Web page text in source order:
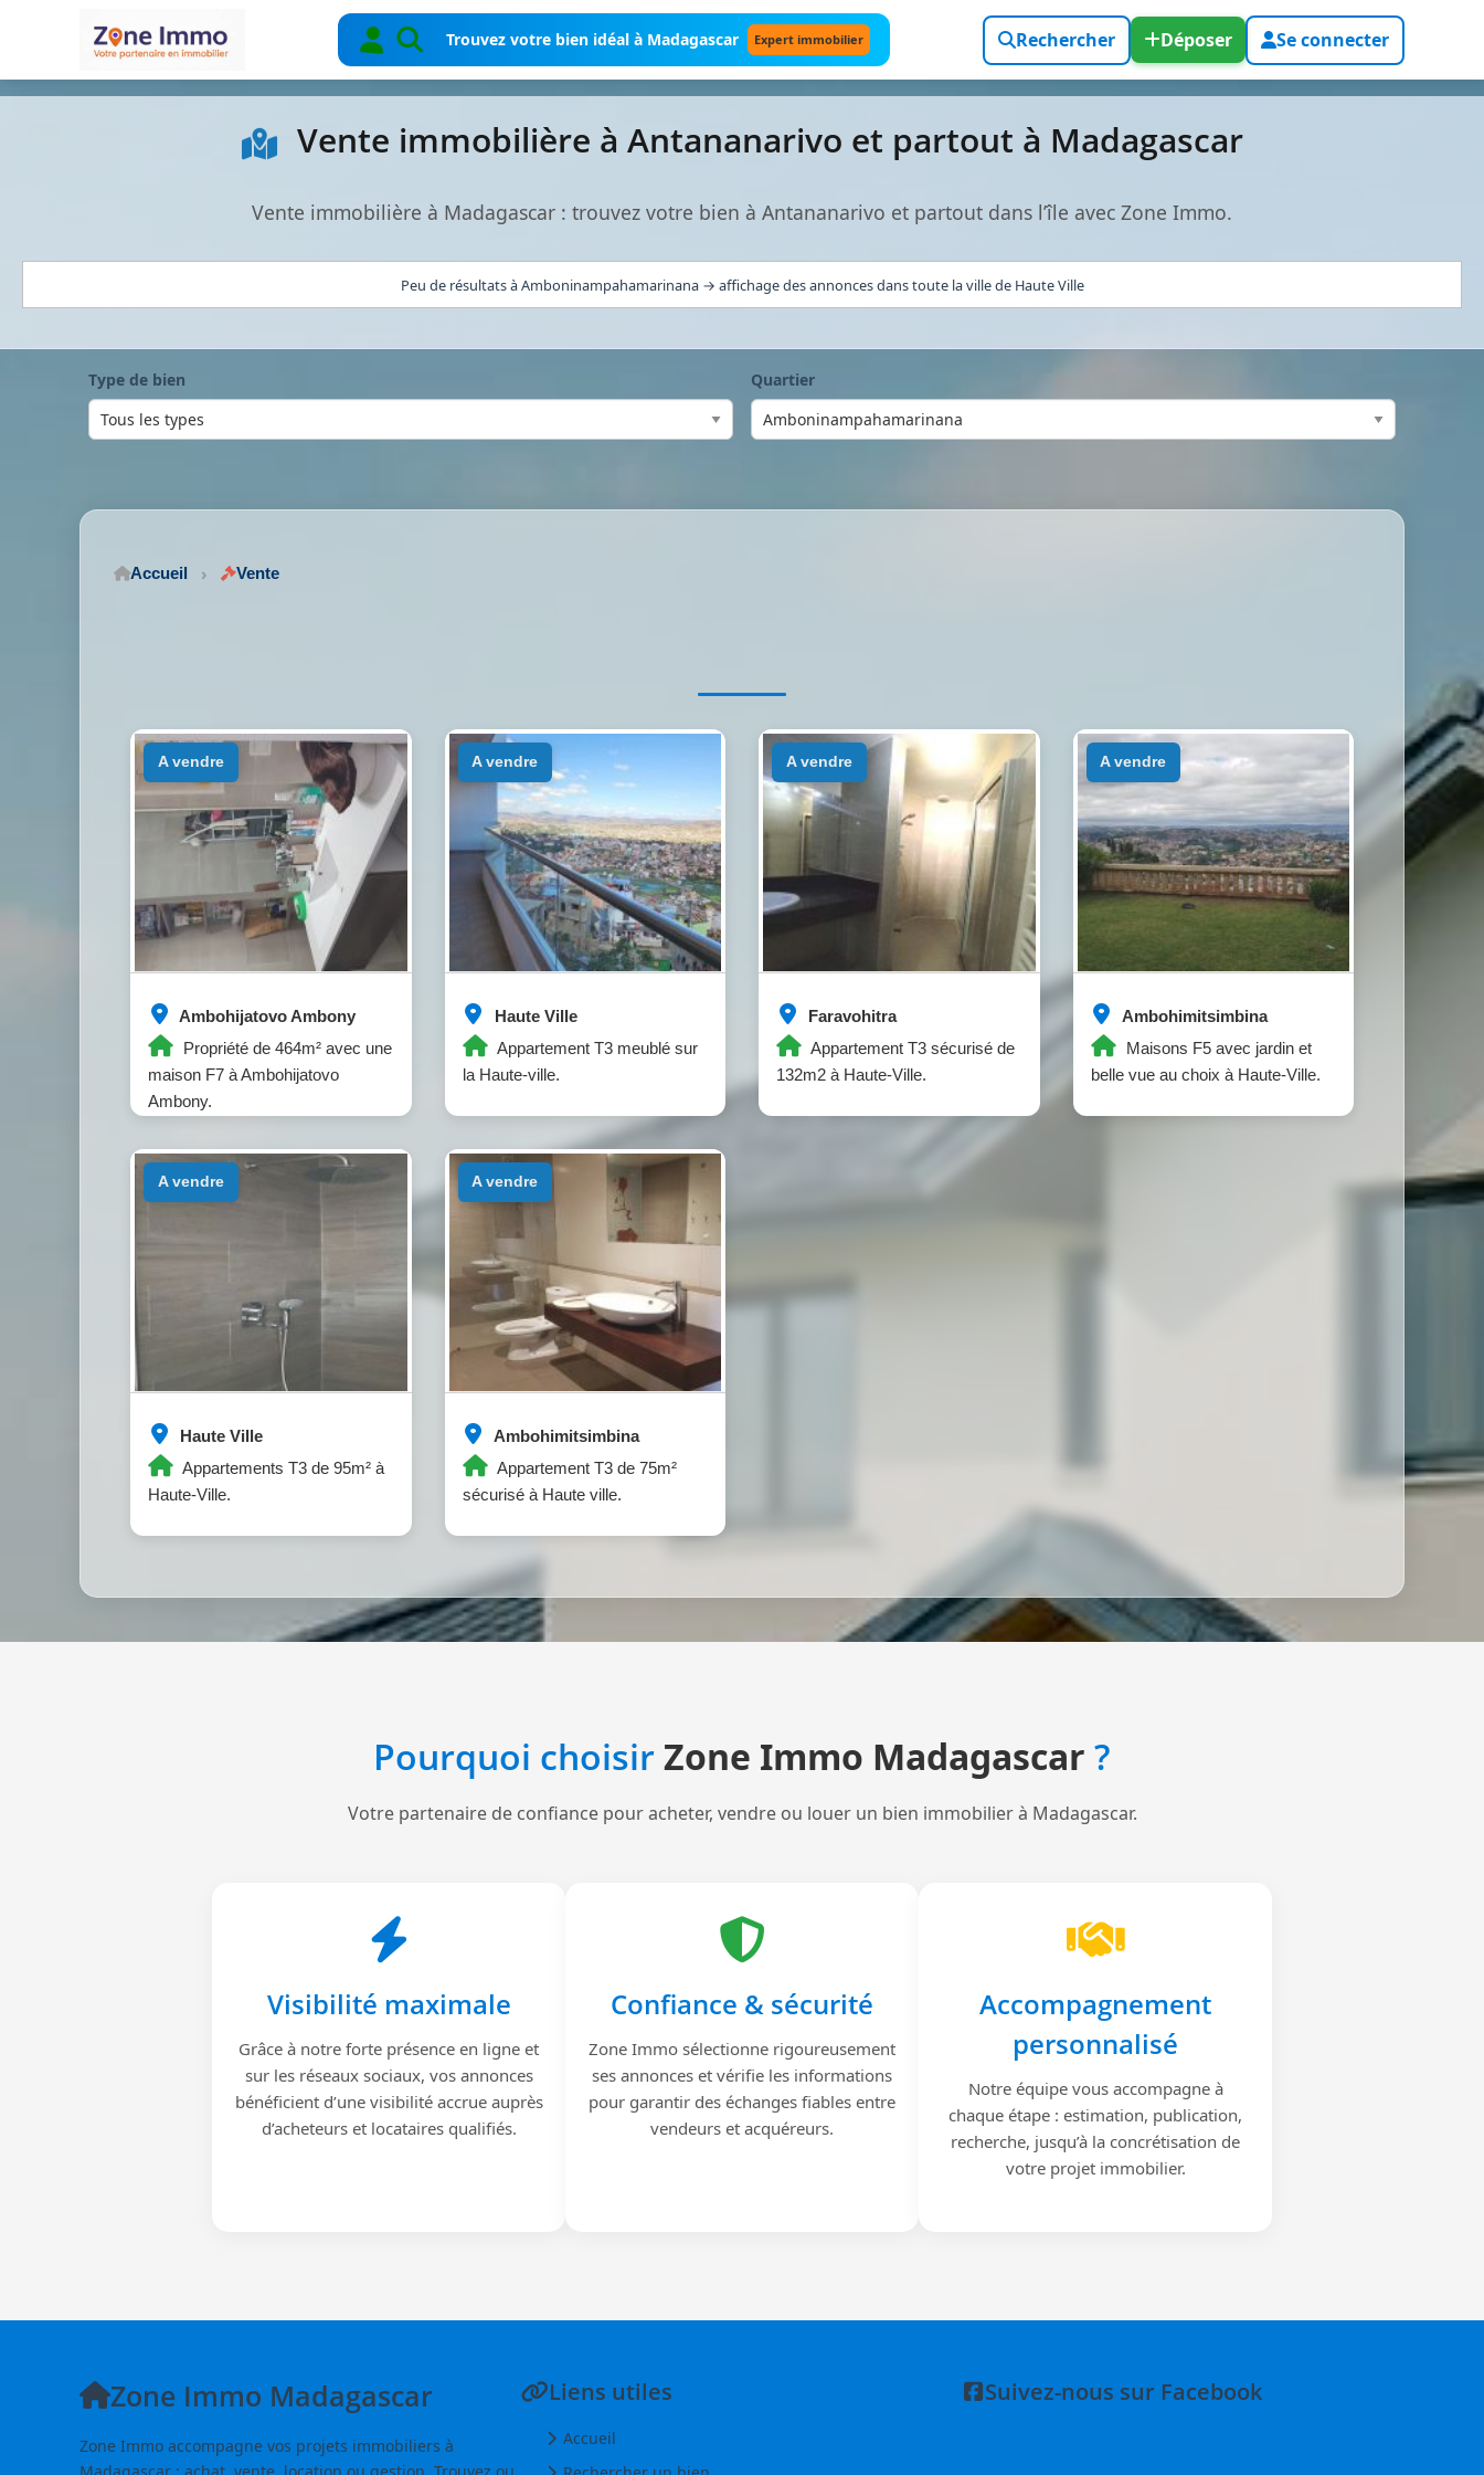
Trouvez votre bien idéal à Madagascar Expert immobilier Rechercher Déposer Se connecter
Vente immobilière à Antananarivo et partout à Madagascar
Vente immobilière à Madagascar : trouvez votre bien à Antananarivo et partout dans l’île avec Zone Immo.
Peu de résultats à Amboninampahamarinana → affichage des annonces dans toute la ville de Haute Ville
Type de bien Quartier
Accueil Vente
Ambohijatovo Ambony
Propriété de 464m² avec une
maison F7 à Ambohijatovo
Ambony.
a vendre
Haute Ville
Appartement T3 meublé sur
la Haute-ville.
a vendre
Faravohitra
Appartement T3 sécurisé de
132m2 à Haute-Ville.
a vendre
Ambohimitsimbina
Maisons F5 avec jardin et
belle vue au choix à Haute-Ville.
a vendre
Haute Ville
Appartements T3 de 95m² à
Haute-Ville.
a vendre
Ambohimitsimbina
Appartement T3 de 75m²
sécurisé à Haute ville.
a vendre
Pourquoi choisirZone Immo Madagascar ?
Votre partenaire de confiance pour acheter, vendre ou louer un bien immobilier à Madagascar.
Visibilité maximale
Grâce à notre forte présence en ligne et
sur les réseaux sociaux, vos annonces
bénéficient d’une visibilité accrue auprès
d’acheteurs et locataires qualifiés.
Confiance & sécurité
Zone Immo sélectionne rigoureusement
ses annonces et vérifie les informations
pour garantir des échanges fiables entre
vendeurs et acquéreurs.
Accompagnement
personnalisé
Notre équipe vous accompagne à
chaque étape : estimation, publication,
recherche, jusqu’à la concrétisation de
votre projet immobilier.
Zone Immo Madagascar
Zone Immo accompagne vos projets immobiliers à
Liens utiles
Accueil
Suivez-nous sur Facebook